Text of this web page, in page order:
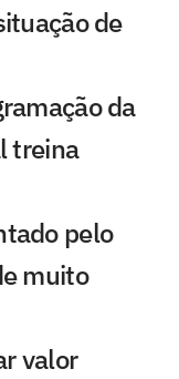
de
da
treina
pelo
muito
valor